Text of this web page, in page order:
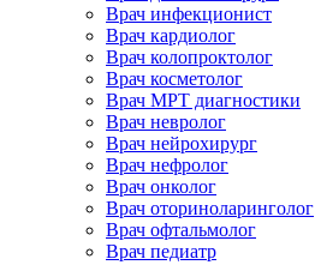
Врач инфекционист
Врач кардиолог
Врач колопроктолог
Врач косметолог
Врач МРТ диагностики
Врач невролог
Врач нейрохирург
Врач нефролог
Врач онколог
Врач оториноларинголог
Врач офтальмолог
Врач педиатр